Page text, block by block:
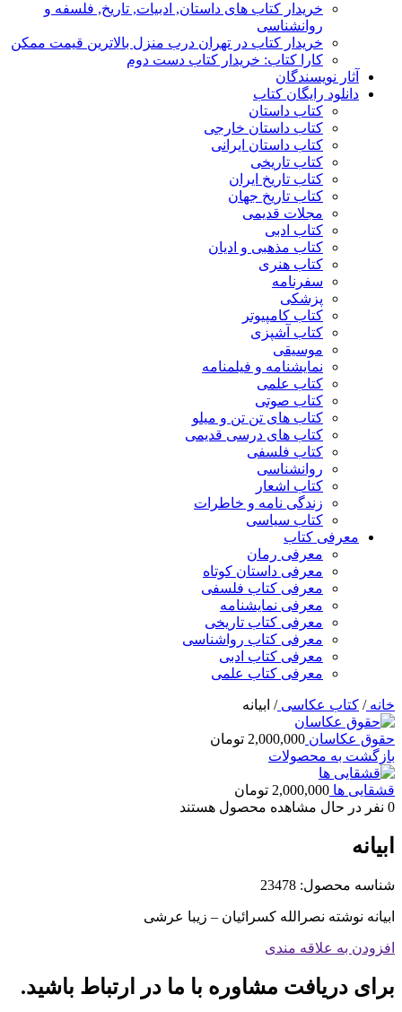
خریدار کتاب های داستان, ادبیات, تاریخ, فلسفه و
روانشناسی
خریدار کتاب در تهران درب منزل بالاترین قیمت ممکن
کارا کتاب: خریدار کتاب دست دوم
آثار نویسندگان
دانلود رایگان کتاب
کتاب داستان
کتاب داستان خارجی
کتاب داستان ایرانی
کتاب تاریخی
کتاب تاریخ ایران
کتاب تاریخ جهان
مجلات قدیمی
کتاب ادبی
کتاب مذهبی و ادیان
کتاب هنری
سفرنامه
پزشکی
کتاب کامپیوتر
کتاب آشپزی
موسیقی
نمایشنامه و فیلمنامه
کتاب علمی
کتاب صوتی
کتاب های تن تن و میلو
کتاب های درسی قدیمی
کتاب فلسفی
روانشناسی
کتاب اشعار
زندگی نامه و خاطرات
کتاب سیاسی
معرفی کتاب
معرفی رمان
معرفی داستان کوتاه
معرفی کتاب فلسفی
معرفی نمایشنامه
معرفی کتاب تاریخی
معرفی کتاب رواشناسی
معرفی کتاب ادبی
معرفی کتاب علمی
خانه/ کتاب عکاسی/ ابیانه
حقوق عکاسان 2,000,000 تومان
بازگشت به محصولات
قشقایی ها 2,000,000 تومان
0 نفر در حال مشاهده محصول هستند
ابیانه
شناسه محصول: 23478
ابیانه نوشته نصرالله کسرائیان – زیبا عرشی
افزودن به علاقه مندی
برای دریافت مشاوره با ما در ارتباط باشید.